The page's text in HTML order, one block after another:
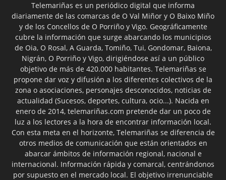
Telemariñas es un periódico digital que informa
diariamente de las comarcas de O Val Miñor y O Baixo Miño
y de los Concellos de O Porriño y Vigo. Geográficamente
cubre la información que surge abarcando los municipios
de Oia, O Rosal, A Guarda, Tomiño, Tui, Gondomar, Baiona,
Nigrán, O Porriño y Vigo, dirigiéndose así a un público
objetivo de más de 420.000 habitantes. Telemariñas se
propone dar voz y difusión a los diferentes colectivos de la
zona o asociaciones, personajes desconocidos, noticias de
actualidad (Sucesos, deportes, cultura, ocio...). Nacida en
enero de 2014, telemariñas.com pretende dar un poco de
luz a los lectores a la hora de encontrar información local.
Con esta meta en el horizonte, Telemariñas se diferencia de
otros medios de comunicación que están orientados en
abarcar ámbitos de información regional, nacional e
internacional. Información rápida y comarcal, centrándonos
por supuesto en el mercado local. El objetivo irrenunciable